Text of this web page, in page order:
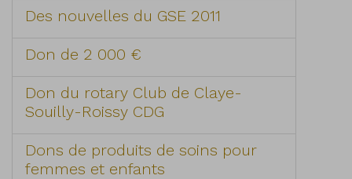
Des nouvelles du GSE 2011
Don de 2 000 €
Don du rotary Club de Claye-
Souilly-Roissy CDG
Dons de produits de soins pour
femmes et enfants